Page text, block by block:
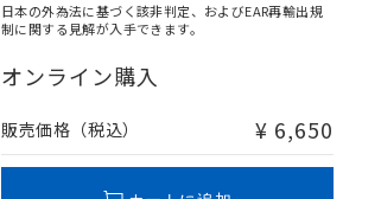
日本の外為法に基づく該非判定、およびEAR再輸出規
制に関する見解が入手できます。
オンライン購入
販売価格（税込） ¥ 6,650